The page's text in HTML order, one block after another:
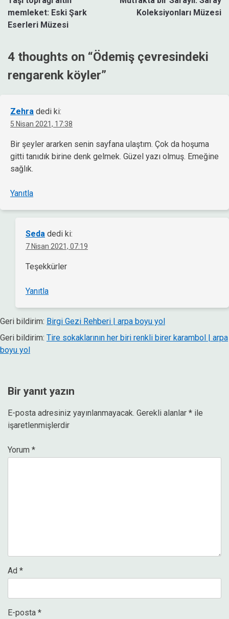
gezinmesi
memleket: Eski Şark
Eserleri Müzesi
Koleksiyonları Müzesi
4 thoughts on “Ödemiş çevresindeki
rengarenk köyler”
Zehra dedi ki:
5 Nisan 2021, 17:38
Bir şeyler ararken senin sayfana ulaştım. Çok da hoşuma
gitti tanıdık birine denk gelmek. Güzel yazı olmuş. Emeğine
sağlık.
Yanıtla
Seda dedi ki:
7 Nisan 2021, 07:19
Teşekkürler
Yanıtla
Geri bildirim: Birgi Gezi Rehberi | arpa boyu yol
Geri bildirim: Tire sokaklarının her biri renkli birer karambol | arpa
boyu yol
Bir yanıt yazın
E-posta adresiniz yayınlanmayacak. Gerekli alanlar * ile
işaretlenmişlerdir
Yorum *
Ad *
E-posta *